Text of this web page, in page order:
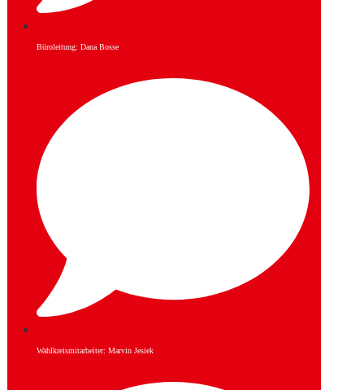
Büroleitung: Dana Bosse
Wahlkreismitarbeiter: Marvin Jesiek